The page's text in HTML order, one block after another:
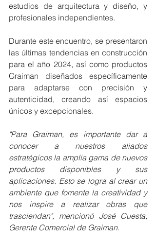
estudios de arquitectura y diseño, y
profesionales independientes.
Durante este encuentro, se presentaron
las últimas tendencias en construcción
para el año 2024, así como productos
Graiman diseñados específicamente
para adaptarse con precisión y
autenticidad, creando así espacios
únicos y excepcionales.
"Para Graiman, es importante dar a
conocer a nuestros aliados
estratégicos la amplia gama de nuevos
productos disponibles y sus
aplicaciones. Esto se logra al crear un
ambiente que fomente la creatividad y
nos inspire a realizar obras que
trasciendan", mencionó José Cuesta,
Gerente Comercial de Graiman.